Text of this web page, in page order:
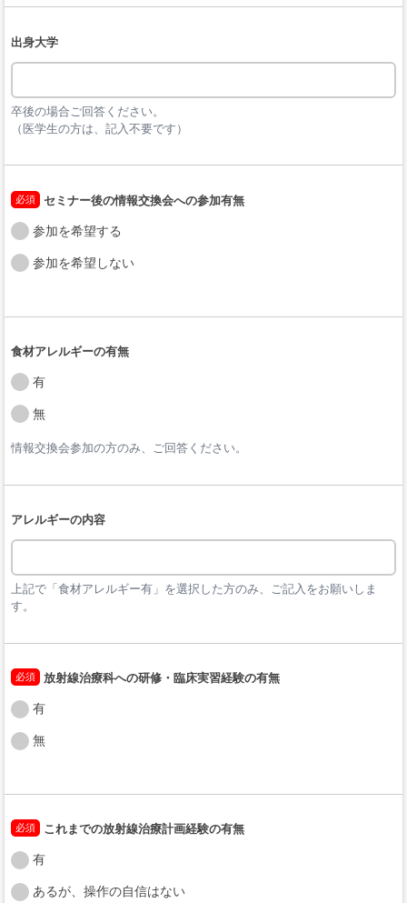
出身大学
卒後の場合ご回答ください。
（医学生の方は、記入不要です）
必須 セミナー後の情報交換会への参加有無
参加を希望する
参加を希望しない
食材アレルギーの有無
有
無
情報交換会参加の方のみ、ご回答ください。
アレルギーの内容
上記で「食材アレルギー有」を選択した方のみ、ご記入をお願いしま
す。
必須 放射線治療科への研修・臨床実習経験の有無
有
無
必須 これまでの放射線治療計画経験の有無
有
あるが、操作の自信はない